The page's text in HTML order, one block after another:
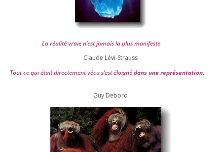
La réa­lité vraie n’est jamais la plus mani­feste.
Claude Lévi-Strauss
Tout ce qui était direc­te­ment vécu s’est éloi­gnédans une repré­sen­ta­tion.
Guy Debord